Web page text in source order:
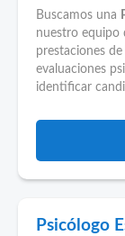
Buscamos una
nuestro equipo
prestaciones
evaluaciones
identificar
Psicólogo